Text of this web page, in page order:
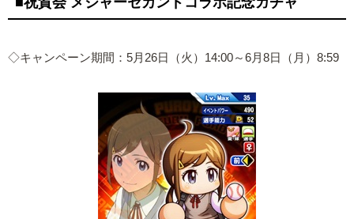
◇キャンペーン期間：5月26日（火）14:00～6月8日（月）8:59